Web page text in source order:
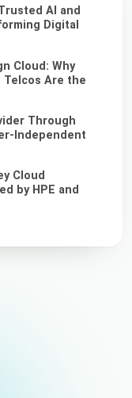
AI and
Digital
Cloud: Why
Telcos Are the
Through
Independent
Cloud
by HPE and